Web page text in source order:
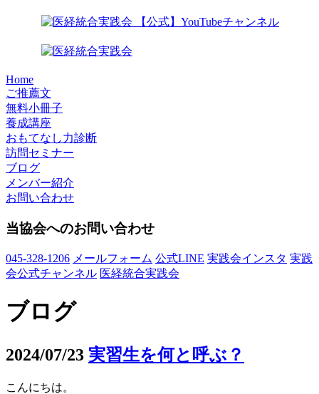
Home
ご推薦文
無料小冊子
養成講座
おもてなし力診断
訪問セミナー
ブログ
メンバー紹介
お問い合わせ
当協会へのお問い合わせ
045-328-1206 メールフォーム 公式LINE 実践会インスタ 実践
会公式チャンネル 医経統合実践会
ブログ
2024/07/23 実習生を何と呼ぶ？
こんにちは。